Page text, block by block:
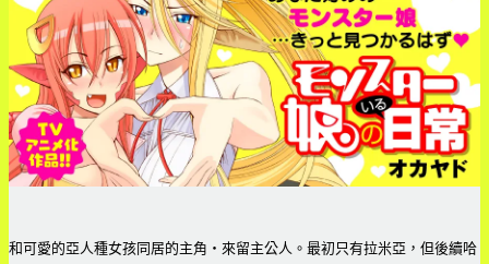
和可愛的亞人種女孩同居的主角・來留主公人。最初只有拉米亞，但後續哈